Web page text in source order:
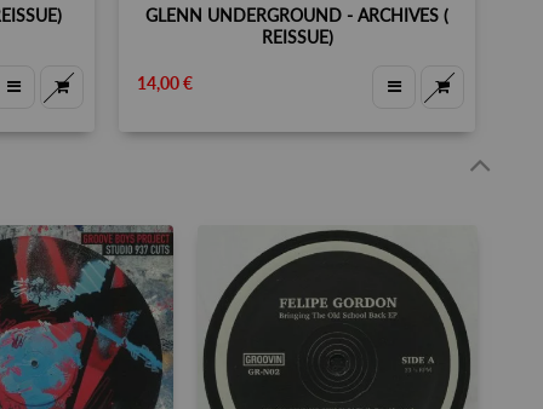
GLENN UNDERGROUND - ARCHIVES (
REISSUE)
14,00 €